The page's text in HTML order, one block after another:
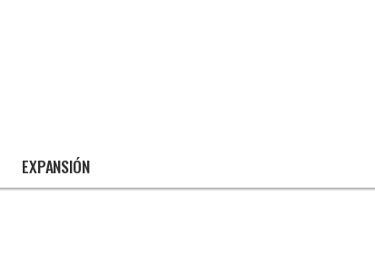
EXPANSIÓN